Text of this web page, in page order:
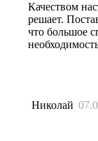
Качеством
решает.
что большое
Николай